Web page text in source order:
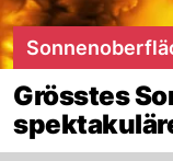
Grösstes